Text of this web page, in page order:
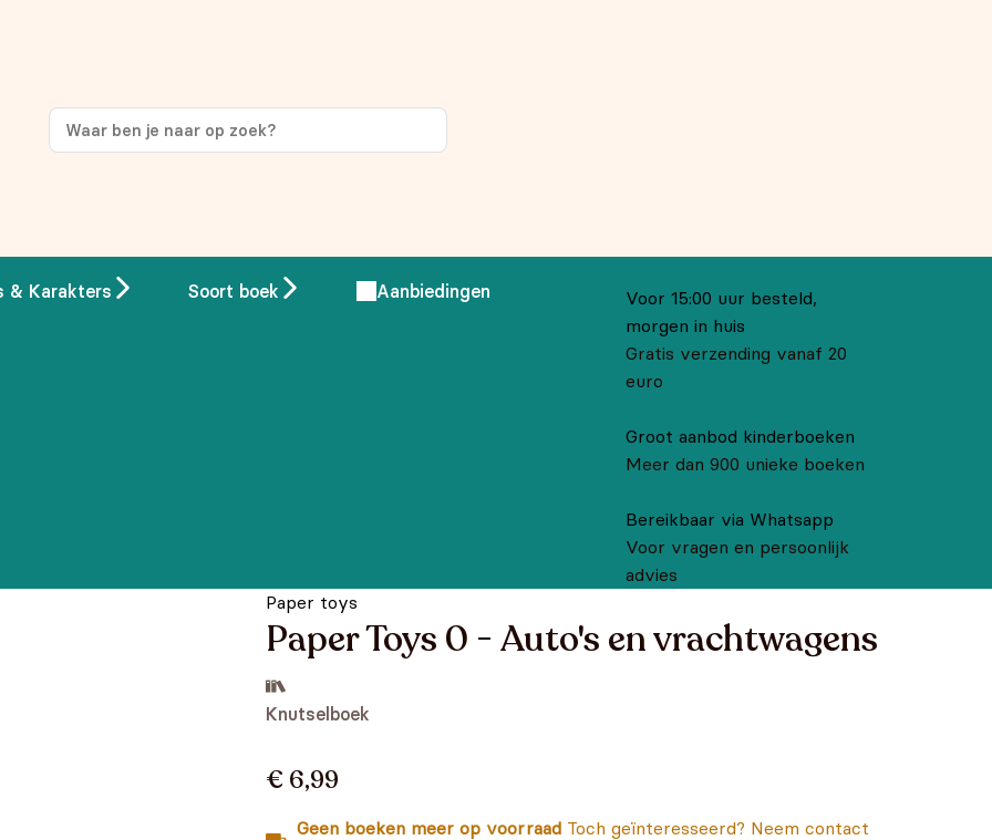
& Karakters Soort boek Aanbiedingen
Voor 15:00 uur besteld,
morgen in huis
Gratis verzending vanaf 20
euro
Groot aanbod kinderboeken
Meer dan 900 unieke boeken
Bereikbaar via Whatsapp
Voor vragen en persoonlijk
advies
Paper toys
Paper Toys 0 - Auto's en vrachtwagens
Knutselboek
€ 6,99
Geen boeken meer op voorraad Toch geïnteresseerd? Neem contact
op je eerste aankoop!